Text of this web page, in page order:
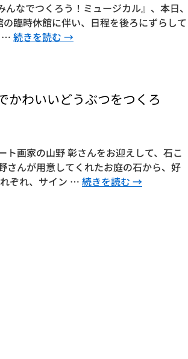
なでつくろう！ミュージカル』、本日、
臨時休館に伴い、日程を後ろにずらして
… 続きを読む →
かわいいどうぶつをつくろ
画家の山野 彰さんをお迎えして、石こ
んが用意してくれたお庭の石から、好
ぞれ、サイン … 続きを読む →